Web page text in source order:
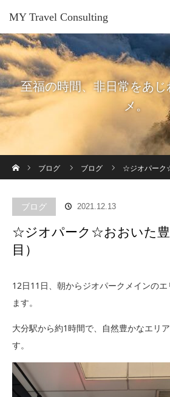
MY Travel Consulting
至福の時間、非日常をあ
メ。
ブログ
ブログ ☆ジオパーク
ブログ 2021.12.13
☆ジオパーク☆おおいた豊
目）
12日11日、朝からジオパークメインの
ます。
大分駅から約1時間で、自然豊かなエリ
す。